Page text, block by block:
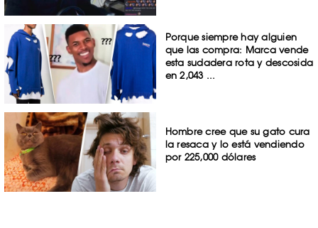
Porque siempre hay alguien
que las compra: Marca vende
esta sudadera rota y descosida
en 2,043 ...
Hombre cree que su gato cura
la resaca y lo está vendiendo
por 225,000 dólares